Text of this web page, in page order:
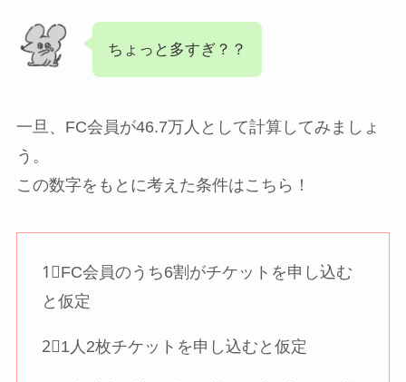
ちょっと多すぎ？？
一旦、FC会員が46.7万人として計算してみましょ
う。
この数字をもとに考えた条件はこちら！
1⃣FC会員のうち6割がチケットを申し込む
と仮定
2⃣1人2枚チケットを申し込むと仮定